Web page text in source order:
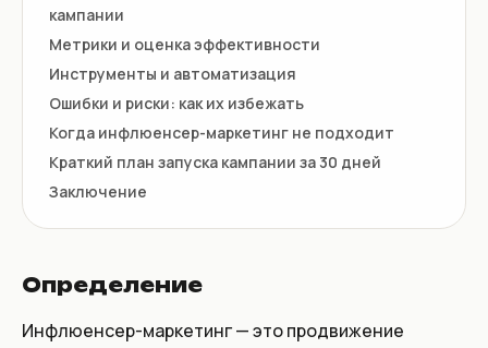
кампании
Метрики и оценка эффективности
Инструменты и автоматизация
Ошибки и риски: как их избежать
Когда инфлюенсер-маркетинг не подходит
Краткий план запуска кампании за 30 дней
Заключение
Определение
Инфлюенсер-маркетинг — это продвижение